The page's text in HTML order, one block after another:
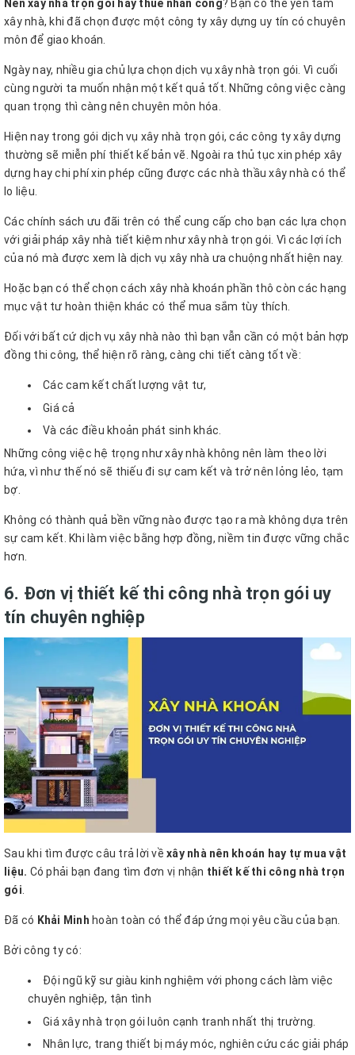
Nên xây nhà trọn gói hay thuê nhân công? Bạn có thể yên tâm
xây nhà, khi đã chọn được một công ty xây dựng uy tín có chuyên
môn để giao khoán.
Ngày nay, nhiều gia chủ lựa chọn dịch vụ xây nhà trọn gói. Vì cuối
cùng người ta muốn nhận một kết quả tốt. Những công việc càng
quan trọng thì càng nên chuyên môn hóa.
Hiện nay trong gói dịch vụ xây nhà trọn gói, các công ty xây dựng
thường sẽ miễn phí thiết kế bản vẽ. Ngoài ra thủ tục xin phép xây
dựng hay chi phí xin phép cũng được các nhà thầu xây nhà có thể
lo liệu.
Các chính sách ưu đãi trên có thể cung cấp cho bạn các lựa chọn
với giải pháp xây nhà tiết kiệm như xây nhà trọn gói. Vì các lợi ích
của nó mà được xem là dịch vụ xây nhà ưa chuộng nhất hiện nay.
Hoặc bạn có thể chọn cách xây nhà khoán phần thô còn các hạng
mục vật tư hoàn thiện khác có thể mua sắm tùy thích.
Đối với bất cứ dịch vụ xây nhà nào thì bạn vẫn cần có một bản hợp
đồng thi công, thể hiện rõ ràng, càng chi tiết càng tốt về:
Các cam kết chất lượng vật tư,
Giá cả
Và các điều khoản phát sinh khác.
Những công việc hệ trọng như xây nhà không nên làm theo lời
hứa, vì như thế nó sẽ thiếu đi sự cam kết và trở nên lỏng lẻo, tạm
bợ.
Không có thành quả bền vững nào được tạo ra mà không dựa trên
sự cam kết. Khi làm việc bằng hợp đồng, niềm tin được vững chắc
hơn.
6. Đơn vị thiết kế thi công nhà trọn gói uy
tín chuyên nghiệp
Sau khi tìm được câu trả lời về xây nhà nên khoán hay tự mua vật
liệu. Có phải bạn đang tìm đơn vị nhận thiết kế thi công nhà trọn
gói
Đã có Khải Minh hoàn toàn có thể đáp ứng mọi yêu cầu của bạn.
Bởi công ty có:
Đội ngũ kỹ sư giàu kinh nghiệm với phong cách làm việc
chuyên nghiệp, tận tình
Giá xây nhà trọn gói luôn cạnh tranh nhất thị trường.
Nhân lực, trang thiết bị máy móc, nghiên cứu các giải pháp